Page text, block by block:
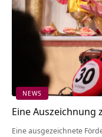
NEWS
Eine Auszeichnung
Eine ausgezeichnete